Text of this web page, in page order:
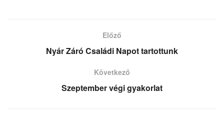
Előző
Nyár Záró Családi Napot tartottunk
Következő
Szeptember végi gyakorlat